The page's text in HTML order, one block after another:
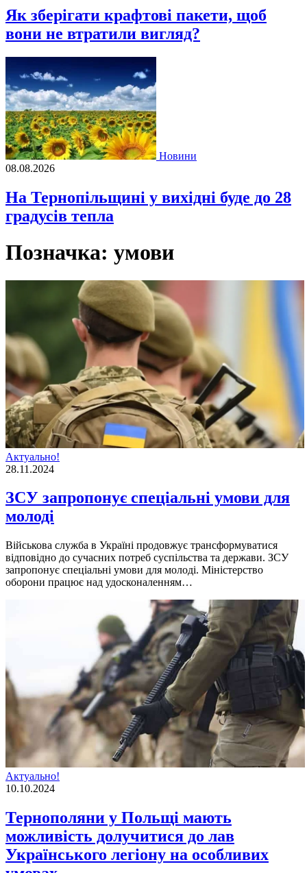
Як зберігати крафтові пакети, щоб
вони не втратили вигляд?
Новини
08.08.2026
На Тернопільщині у вихідні буде до 28
градусів тепла
Позначка: умови
Актуально!
28.11.2024
ЗСУ запропонує спеціальні умови для
молоді
Військова служба в Україні продовжує трансформуватися
відповідно до сучасних потреб суспільства та держави. ЗСУ
запропонує спеціальні умови для молоді. Міністерство
оборони працює над удосконаленням…
Актуально!
10.10.2024
Тернополяни у Польщі мають
можливість долучитися до лав
Українського легіону на особливих